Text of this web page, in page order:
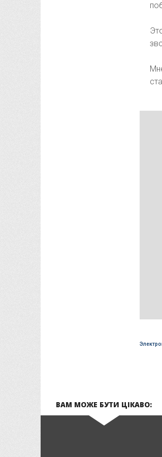
ВАМ МОЖЕ БУТИ ЦІКАВО: